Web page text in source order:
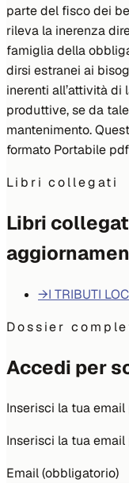
parte del fisco dei
rileva la inerenza
famiglia della
dirsi estranei ai
inerenti all’attività
produttive, se da
mantenimento.
formato Portabile pdf
Libri collegati
Libri
→I TRIBUTI
Dossier
Accedi per
Inserisci la tua
Inserisci la tua
Email (obbligatorio)